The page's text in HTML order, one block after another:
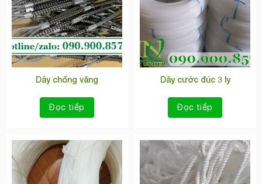
Dây chống văng
Đọc tiếp
Dây cước đúc 3 ly
Đọc tiếp